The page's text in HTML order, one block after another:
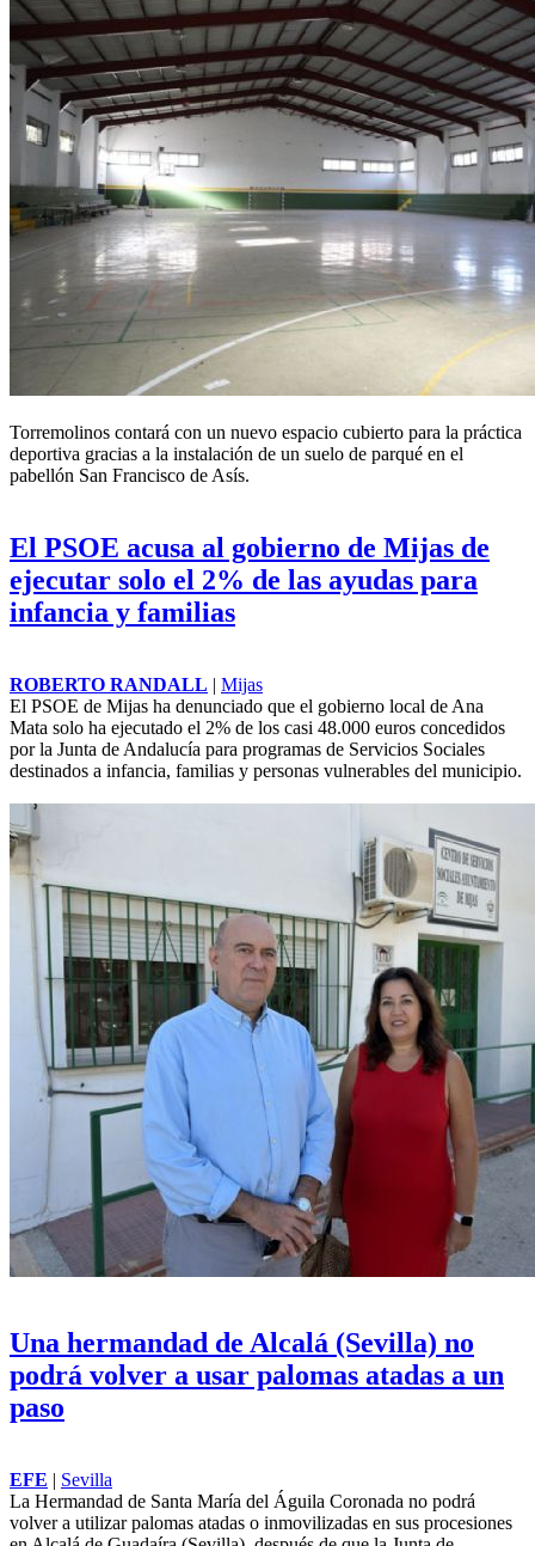
Torremolinos contará con un nuevo espacio cubierto para la práctica
deportiva gracias a la instalación de un suelo de parqué en el
pabellón San Francisco de Asís.
El PSOE acusa al gobierno de Mijas de
ejecutar solo el 2% de las ayudas para
infancia y familias
ROBERTO RANDALL | Mijas
El PSOE de Mijas ha denunciado que el gobierno local de Ana
Mata solo ha ejecutado el 2% de los casi 48.000 euros concedidos
por la Junta de Andalucía para programas de Servicios Sociales
destinados a infancia, familias y personas vulnerables del municipio.
Una hermandad de Alcalá (Sevilla) no
podrá volver a usar palomas atadas a un
paso
EFE | Sevilla
La Hermandad de Santa María del Águila Coronada no podrá
volver a utilizar palomas atadas o inmovilizadas en sus procesiones